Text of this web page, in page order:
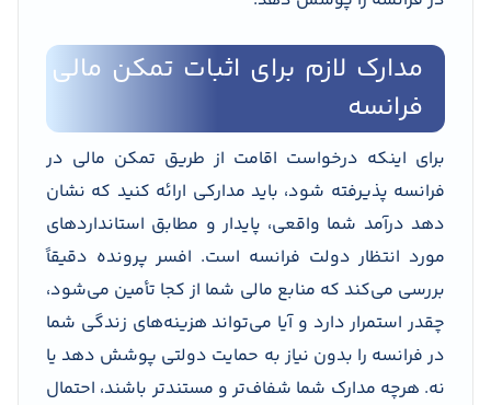
مدارک لازم برای اثبات تمکن مالی
فرانسه
برای اینکه درخواست اقامت از طریق تمکن مالی در
فرانسه پذیرفته شود، باید مدارکی ارائه کنید که نشان
دهد درآمد شما واقعی، پایدار و مطابق استانداردهای
مورد انتظار دولت فرانسه است. افسر پرونده دقیقاً
بررسی می‌کند که منابع مالی شما از کجا تأمین می‌شود،
چقدر استمرار دارد و آیا می‌تواند هزینه‌های زندگی شما
در فرانسه را بدون نیاز به حمایت دولتی پوشش دهد یا
نه. هرچه مدارک شما شفاف‌تر و مستندتر باشند، احتمال